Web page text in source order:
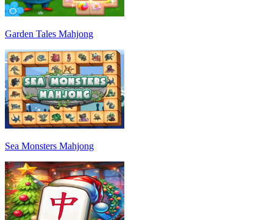
Garden Tales Mahjong
Sea Monsters Mahjong